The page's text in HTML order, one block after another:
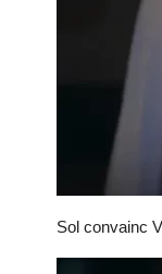
Sol convainc